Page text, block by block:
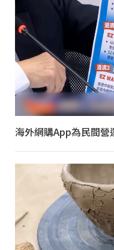
海外網購App為民間營